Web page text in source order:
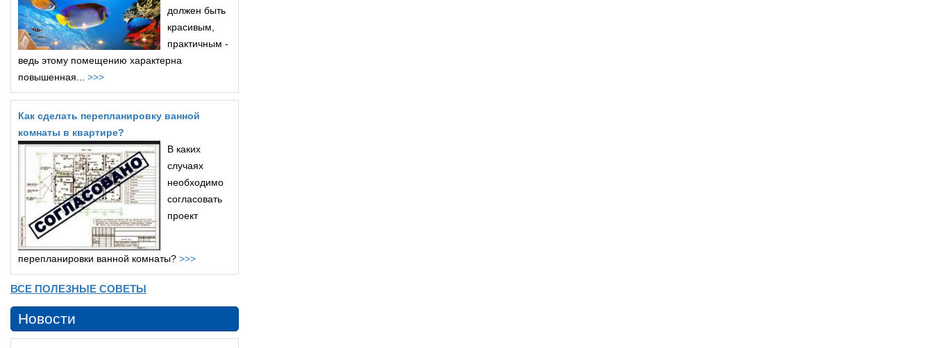
должен быть
красивым,
практичным -
ведь этому помещению характерна
повышенная... >>>
Как сделать перепланировку ванной
комнаты в квартире?
В каких
случаях
необходимо
согласовать
проект
перепланировки ванной комнаты? >>>
ВСЕ ПОЛЕЗНЫЕ СОВЕТЫ
Новости